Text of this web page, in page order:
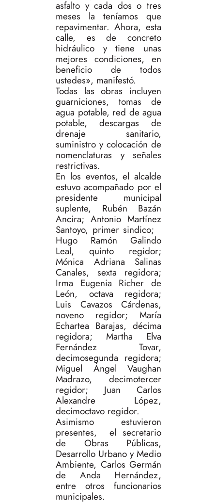
asfalto y cada dos o tres
meses la teníamos que
repavimentar. Ahora, esta
calle, es de concreto
hidráulico y tiene unas
mejores condiciones, en
beneficio de todos
ustedes», manifestó.
Todas las obras incluyen
guarniciones, tomas de
agua potable, red de agua
potable, descargas de
drenaje sanitario,
suministro y colocación de
nomenclaturas y señales
restrictivas.
En los eventos, el alcalde
estuvo acompañado por el
presidente municipal
suplente, Rubén Bazán
Ancira; Antonio Martínez
Santoyo, primer sindico;
Hugo Ramón Galindo
Leal, quinto regidor;
Mónica Adriana Salinas
Canales, sexta regidora;
Irma Eugenia Richer de
León, octava regidora;
Luis Cavazos Cárdenas,
noveno regidor; María
Echartea Barajas, décima
regidora; Martha Elva
Fernández Tovar,
decimosegunda regidora;
Miguel Ángel Vaughan
Madrazo, decimotercer
regidor; Juan Carlos
Alexandre López,
decimoctavo regidor.
Asimismo estuvieron
presentes, el secretario
de Obras Públicas,
Desarrollo Urbano y Medio
Ambiente, Carlos Germán
de Anda Hernández,
entre otros funcionarios
municipales.